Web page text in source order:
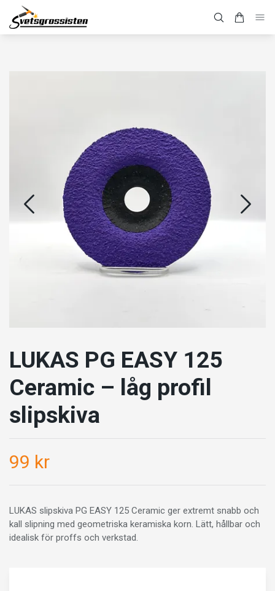
LUKAS PG EASY 125
Ceramic – låg profil
slipskiva
99 kr
LUKAS slipskiva PG EASY 125 Ceramic ger extremt snabb och
kall slipning med geometriska keramiska korn. Lätt, hållbar och
idealisk för proffs och verkstad.